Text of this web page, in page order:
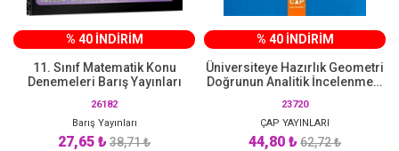
% 40 İNDİRİM
11. Sınıf Matematik Konu
Denemeleri Barış Yayınları
26182
Barış Yayınları
27,65 ₺38,71 ₺
% 40 İNDİRİM
Üniversiteye Hazırlık Geometri
Doğrunun Analitik İncelenmesi
Çap Yayınları
23720
ÇAP YAYINLARI
44,80 ₺62,72 ₺